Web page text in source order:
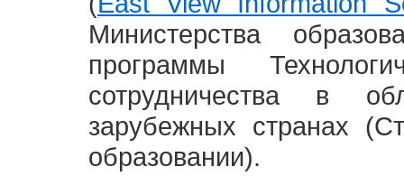
Министерства
программы
сотрудничества в
зарубежных странах
образовании).